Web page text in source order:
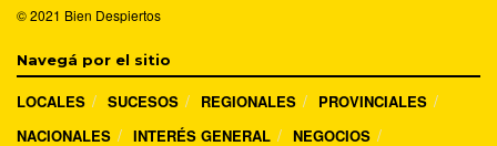
© 2021 Bien Despiertos
Navegá por el sitio
LOCALES SUCESOS REGIONALES
PROVINCIALES
NACIONALES
INTERÉS GENERAL NEGOCIOS